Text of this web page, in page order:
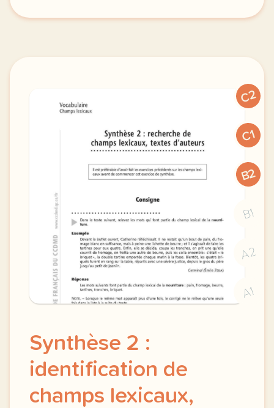
image http www dazzlejunction comaujourd hui
C2
C1
B2
B1
A2
A1
Synthèse 2 :
identification de
champs lexicaux,